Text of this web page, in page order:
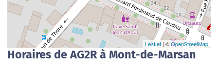
Leaflet | ©OpenStreetMap
Horaires de AG2R à Mont-de-Marsan